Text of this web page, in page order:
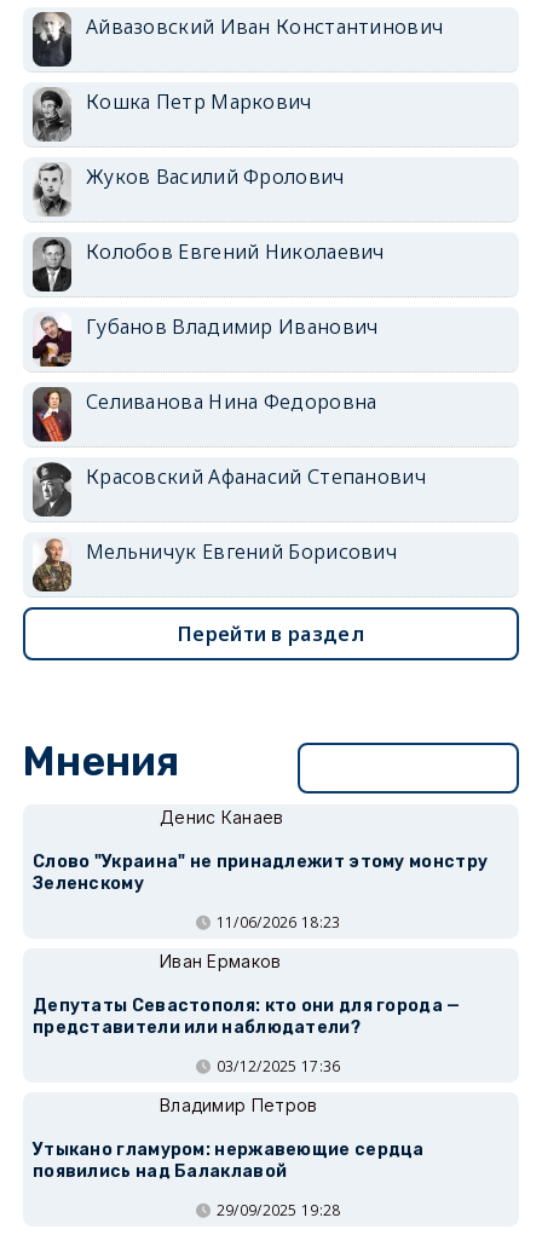
Айвазовский Иван Константинович
Кошка Петр Маркович
Жуков Василий Фролович
Колобов Евгений Николаевич
Губанов Владимир Иванович
Селиванова Нина Федоровна
Красовский Афанасий Степанович
Мельничук Евгений Борисович
Перейти в раздел
Мнения
Денис Канаев
Слово "Украина" не принадлежит этому монстру
Зеленскому
11/06/2026 18:23
Иван Ермаков
Депутаты Севастополя: кто они для города —
представители или наблюдатели?
03/12/2025 17:36
Владимир Петров
Утыкано гламуром: нержавеющие сердца
появились над Балаклавой
29/09/2025 19:28